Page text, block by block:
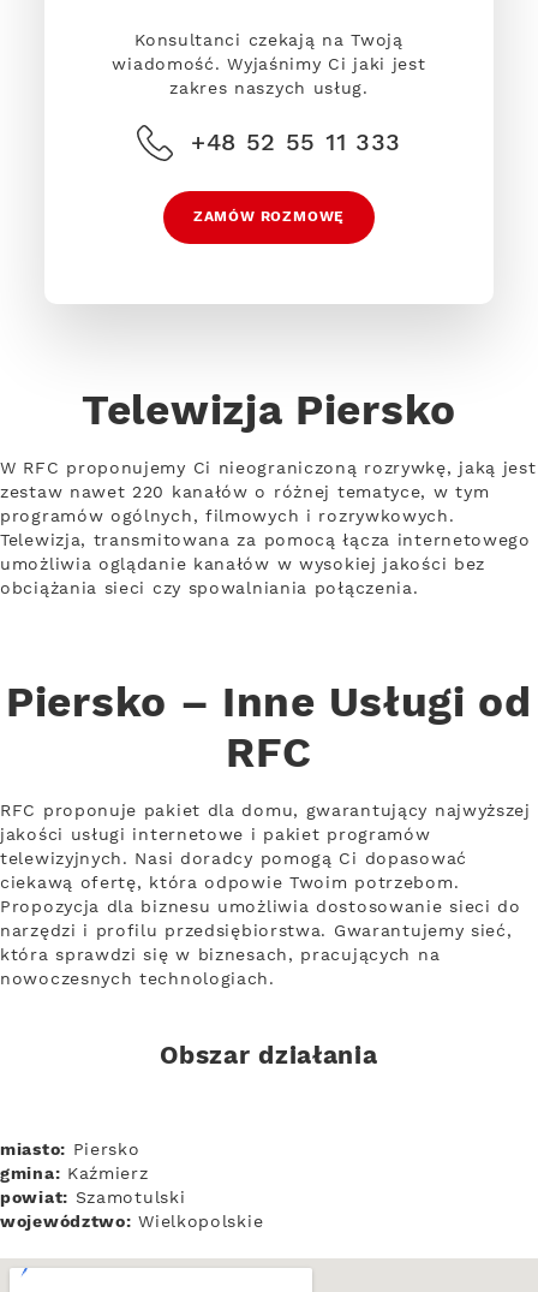
Konsultanci czekają na Twoją
wiadomość. Wyjaśnimy Ci jaki jest
zakres naszych usług.
+48 52 55 11 333
ZAMÓW ROZMOWĘ
Telewizja Piersko
W RFC proponujemy Ci nieograniczoną rozrywkę, jaką jest
zestaw nawet 220 kanałów o różnej tematyce, w tym
programów ogólnych, filmowych i rozrywkowych.
Telewizja, transmitowana za pomocą łącza internetowego
umożliwia oglądanie kanałów w wysokiej jakości bez
obciążania sieci czy spowalniania połączenia.
Piersko – Inne Usługi od
RFC
RFC proponuje pakiet dla domu, gwarantujący najwyższej
jakości usługi internetowe i pakiet programów
telewizyjnych. Nasi doradcy pomogą Ci dopasować
ciekawą ofertę, która odpowie Twoim potrzebom.
Propozycja dla biznesu umożliwia dostosowanie sieci do
narzędzi i profilu przedsiębiorstwa. Gwarantujemy sieć,
która sprawdzi się w biznesach, pracujących na
nowoczesnych technologiach.
Obszar działania
miasto: Piersko
gmina: Kaźmierz
powiat: Szamotulski
województwo: Wielkopolskie